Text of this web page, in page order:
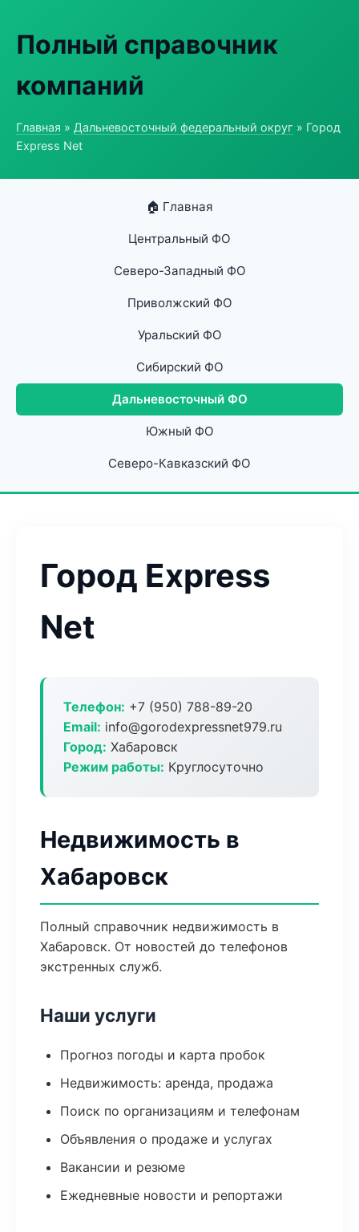
Полный справочник
компаний
Главная » Дальневосточный федеральный округ » Город
Express Net
🏠 Главная
Центральный ФО
Северо-Западный ФО
Приволжский ФО
Уральский ФО
Сибирский ФО
Дальневосточный ФО
Южный ФО
Северо-Кавказский ФО
Город Express
Net
Телефон: +7 (950) 788-89-20
Email: info@gorodexpressnet979.ru
Город: Хабаровск
Режим работы: Круглосуточно
Недвижимость в
Хабаровск
Полный справочник недвижимость в
Хабаровск. От новостей до телефонов
экстренных служб.
Наши услуги
Прогноз погоды и карта пробок
Недвижимость: аренда, продажа
Поиск по организациям и телефонам
Объявления о продаже и услугах
Вакансии и резюме
Ежедневные новости и репортажи